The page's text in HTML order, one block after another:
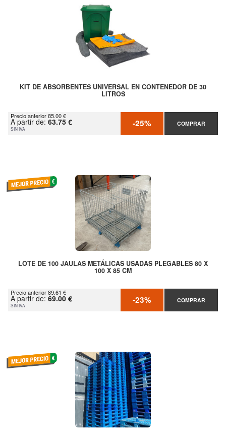
KIT DE ABSORBENTES UNIVERSAL EN CONTENEDOR DE 30
LITROS
Precio anterior 85.00 €
A partir de: 63.75 €
SIN IVA -25% COMPRAR
LOTE DE 100 JAULAS METÁLICAS USADAS PLEGABLES 80 X
100 X 85 CM
Precio anterior 89.61 €
A partir de: 69.00 €
SIN IVA -23% COMPRAR